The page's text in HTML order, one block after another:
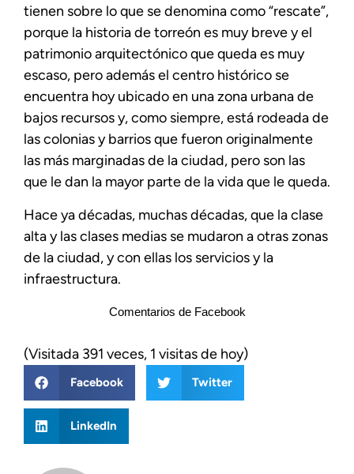
tienen sobre lo que se denomina como “rescate”,
porque la historia de torreón es muy breve y el
patrimonio arquitectónico que queda es muy
escaso, pero además el centro histórico se
encuentra hoy ubicado en una zona urbana de
bajos recursos y, como siempre, está rodeada de
las colonias y barrios que fueron originalmente
las más marginadas de la ciudad, pero son las
que le dan la mayor parte de la vida que le queda.
Hace ya décadas, muchas décadas, que la clase
alta y las clases medias se mudaron a otras zonas
de la ciudad, y con ellas los servicios y la
infraestructura.
Comentarios de Facebook
(Visitada 391 veces, 1 visitas de hoy)
Facebook Twitter
LinkedIn